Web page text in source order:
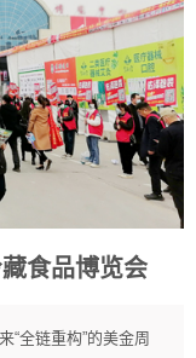
食品博览会
“全链重构”的美金周